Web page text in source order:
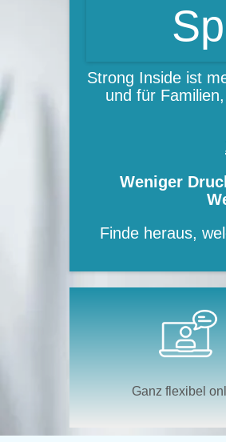
Strong Inside ist
und für
Weniger
Finde heraus,
Ganz flexibel